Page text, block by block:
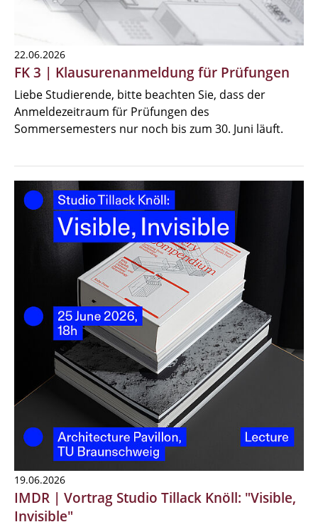
22.06.2026
FK 3 | Klausurenanmeldung für Prüfungen
Liebe Studierende, bitte beachten Sie, dass der
Anmeldezeitraum für Prüfungen des
Sommersemesters nur noch bis zum 30. Juni läuft.
19.06.2026
IMDR | Vortrag Studio Tillack Knöll: "Visible,
Invisible"